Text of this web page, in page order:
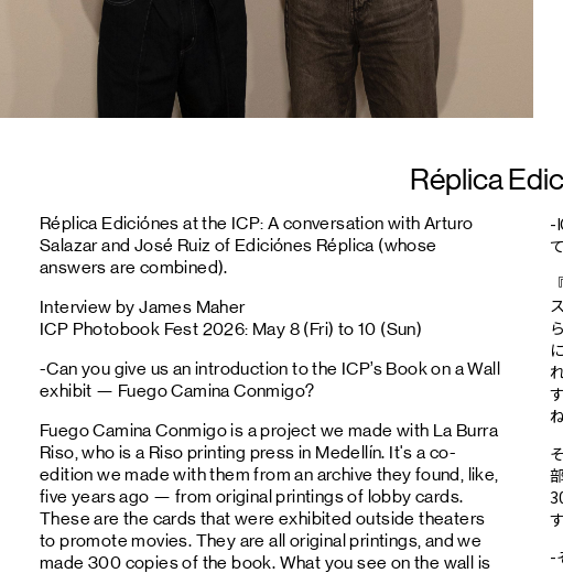
Réplica
Réplica Ediciónes at the ICP: A conversation with Arturo
Salazar and José Ruiz of Ediciónes Réplica (whose
answers are combined).
Interview by James Maher
ICP Photobook Fest 2026: May 8 (Fri) to 10 (Sun)
-Can you give us an introduction to the ICP’s Book on a Wall
exhibit — Fuego Camina Conmigo?
Fuego Camina Conmigo is a project we made with La Burra
Riso, who is a Riso printing press in Medellín. It's a co-
edition we made with them from an archive they found, like,
five years ago — from original printings of lobby cards.
These are the cards that were exhibited outside theaters
to promote movies. They are all original printings, and we
made 300 copies of the book. What you see on the wall is
-
-